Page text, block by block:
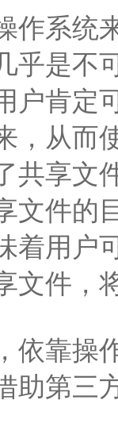
作系统
乎是不
户肯定
，从而
共享文
文件的
着用户
文件，
依靠操
助第三